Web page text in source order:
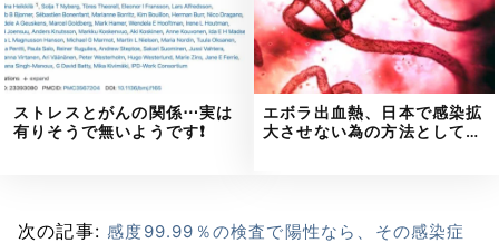
ストレスとがんの関係⋯実は
有りそうで無いようです❗
エボラ出血熱、日本で感染拡
大させない為の方法として…
次の記事:感度99.99％の検査で陽性なら、その感染症